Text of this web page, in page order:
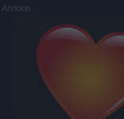
Annons: